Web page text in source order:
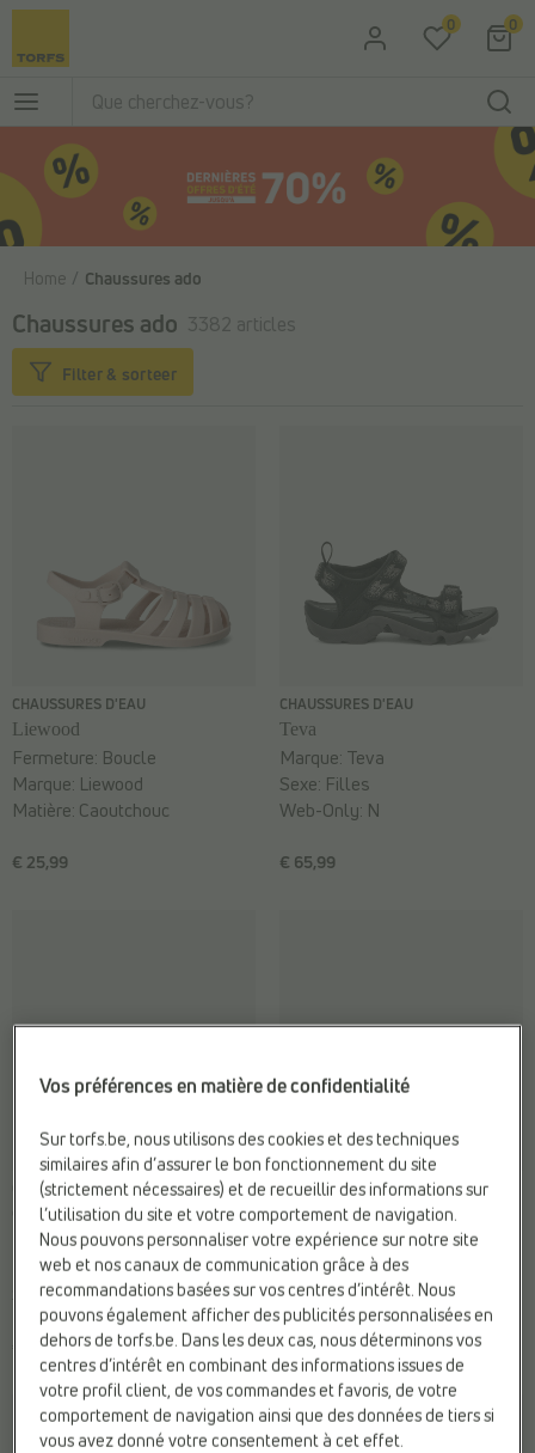
Passer au contenu principal 0 0
Home Chaussures ado
Chaussures ado 3382 articles
Filter & sorteer
CHAUSSURES D'EAU
Liewood
€ 25,99
Fermeture: Boucle
Marque: Liewood
Matière: Caoutchouc
CHAUSSURES D'EAU
Teva
€ 65,99
Marque: Teva
Sexe: Filles
Web-Only: N
CHAUSSURES D'EAU
Crocs
€ 39,99
Fermeture:Velcro
Marque:Crocs
Sexe:Filles
CHAUSSURES DE SPORT
KangaROOS
€ 39,95
Fermeture:Élastique & velcro
Sexe:Filles
Web-Only:N
Vos préférences en matière de confidentialité
Sur torfs.be, nous utilisons des cookies et des techniques
similaires afin d’assurer le bon fonctionnement du site
(strictement nécessaires) et de recueillir des informations sur
l’utilisation du site et votre comportement de navigation.
Nous pouvons personnaliser votre expérience sur notre site
web et nos canaux de communication grâce à des
recommandations basées sur vos centres d’intérêt. Nous
pouvons également afficher des publicités personnalisées en
dehors de torfs.be. Dans les deux cas, nous déterminons vos
centres d’intérêt en combinant des informations issues de
votre profil client, de vos commandes et favoris, de votre
comportement de navigation ainsi que des données de tiers si
vous avez donné votre consentement à cet effet.